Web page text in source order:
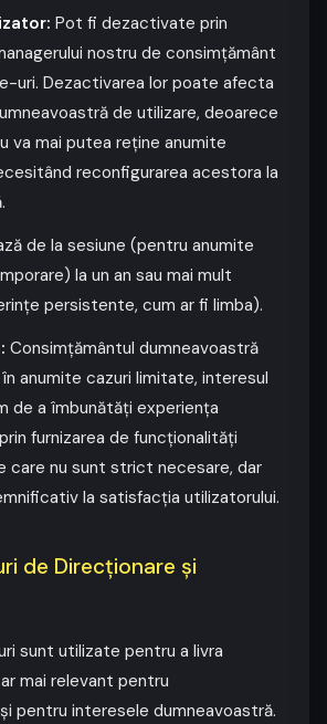
Pot fi dezactivate prin
nostru de consimțământ
uri. Dezactivarea lor poate afecta
de utilizare, deoarece
va mai putea reține anumite
reconfigurarea acestora la
de la sesiune (pentru anumite
la un an sau mai mult
persistente, cum ar fi limba).
Consimțământul dumneavoastră
anumite cazuri limitate, interesul
de a îmbunătăți experiența
furnizarea de funcționalități
care nu sunt strict necesare, dar
la satisfacția utilizatorului.
de Direcționare și
sunt utilizate pentru a livra
mai relevant pentru
pentru interesele dumneavoastră.